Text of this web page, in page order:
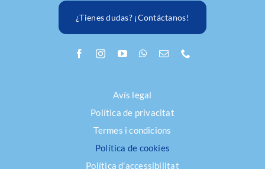
¿Tienes dudas? ¡Contáctanos!
Avís legal
Política de privacitat
Termes i condicions
Política de cookies
Política d’accessibilitat